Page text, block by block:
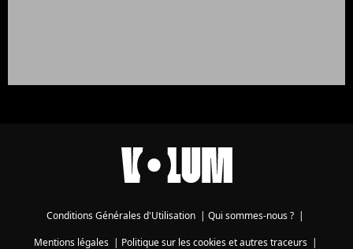
Conditions Générales d'Utilisation | Qui sommes-nous ? |
Mentions légales| Politique sur les cookies et autres traceurs|